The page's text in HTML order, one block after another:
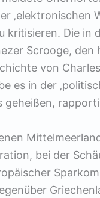
‚elektronischen
kritisieren. Die
Scrooge,
von
es in der
geheißen,
bei der